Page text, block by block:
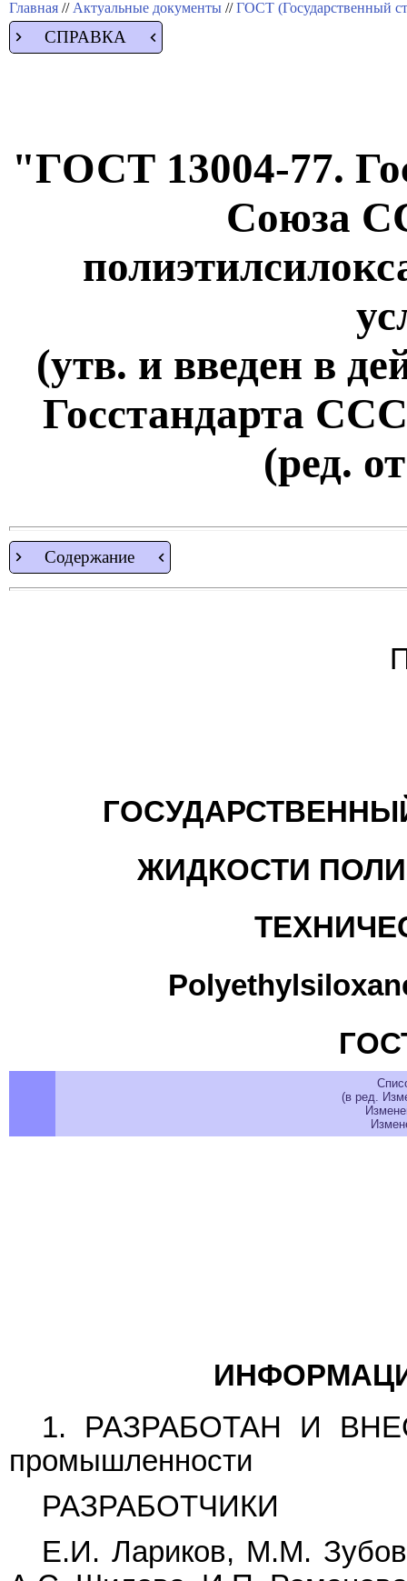
Главная // Актуальные документы //ГОСТ (Государственный
СПРАВКА
"ГОСТ 13004-77.
Союза
(утв. и введен в
Госстандарта
(ред.
Содержание
ЖИДКОСТИ
(в ред.
1. РАЗРАБОТАН И
промышленности
РАЗРАБОТЧИКИ
Е.И. Лариков, М.М.